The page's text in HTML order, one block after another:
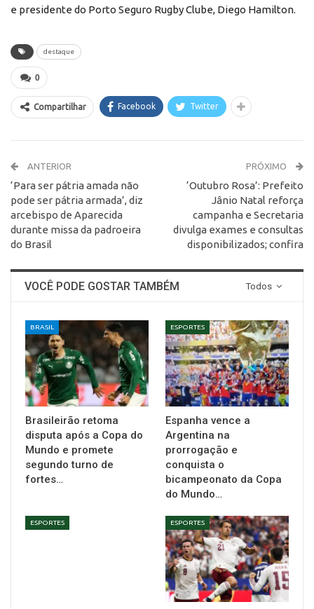
e presidente do Porto Seguro Rugby Clube, Diego Hamilton.
destaque
0
Compartilhar Facebook Twitter
ANTERIOR
‘Para ser pátria amada não
pode ser pátria armada’, diz
arcebispo de Aparecida
durante missa da padroeira
do Brasil
PRÓXIMO
‘Outubro Rosa’: Prefeito
Jânio Natal reforça
campanha e Secretaria
divulga exames e consultas
disponibilizados; confira
Todos
VOCÊ PODE GOSTAR TAMBÉM
BRASIL
Brasileirão retoma
disputa após a Copa do
Mundo e promete
segundo turno de
fortes…
ESPORTES
Espanha vence a
Argentina na
prorrogação e
conquista o
bicampeonato da Copa
do Mundo…
ESPORTES ESPORTES